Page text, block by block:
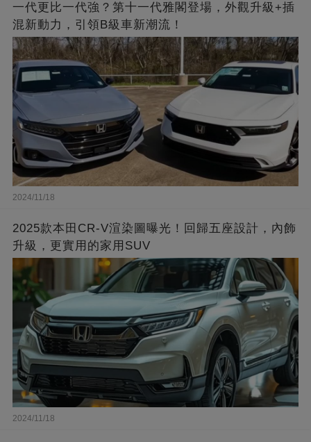
一代更比一代強？第十一代雅閣登場，外觀升級+插
混新動力，引領B級車新潮流！
2024/11/18
2025款本田CR-V渲染圖曝光！回歸五座設計，內飾
升級，更實用的家用SUV
2024/11/18